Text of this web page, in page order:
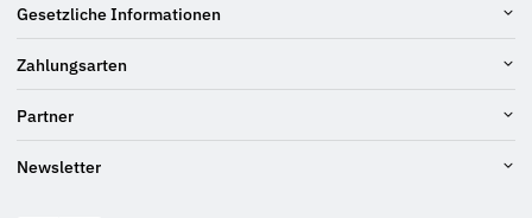
Gesetzliche Informationen
Zahlungsarten
Partner
Newsletter